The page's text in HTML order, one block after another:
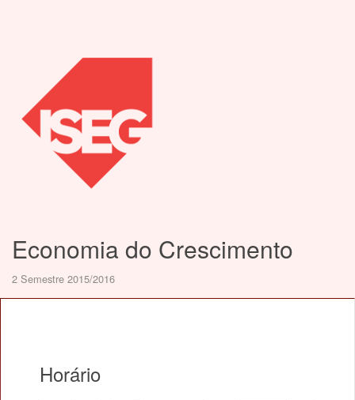
Economia do Crescimento
2 Semestre 2015/2016
Horário